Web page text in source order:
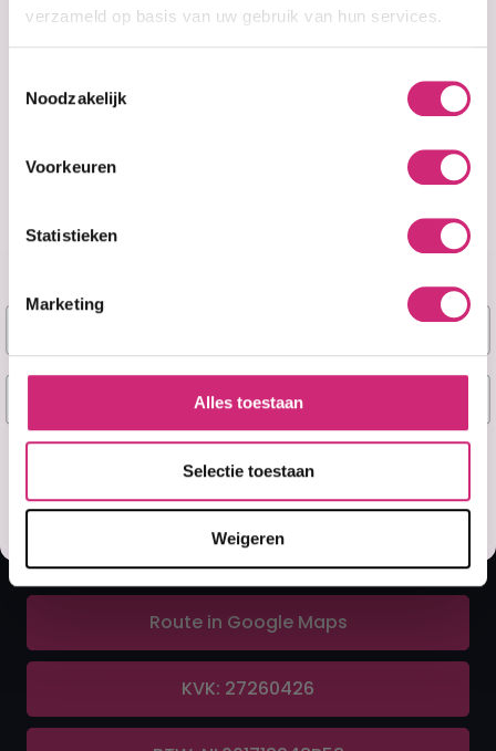
verzameld op basis van uw gebruik van hun services.
Noodzakelijk
Voorkeuren
Statistieken
Marketing
Alles toestaan
Selectie toestaan
Weigeren
Op voorraad
Anti-Hairfall Aloe
Shampoo - 340ml
€14,99
A&F Cosmetics
Contact
info@afcosmetics.nl
Route in Google Maps
KVK: 27260426
Naam
E-mail
Ja, stuur mij mijn 5% korting!
Misschien later